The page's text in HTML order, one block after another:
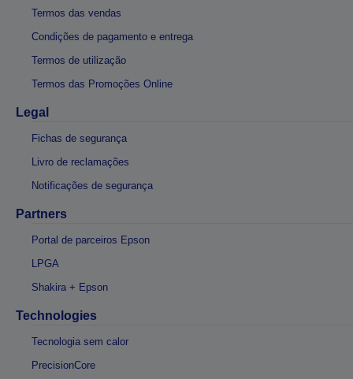
Termos das vendas
Condições de pagamento e entrega
Termos de utilização
Termos das Promoções Online
Legal
Fichas de segurança
Livro de reclamações
Notificações de segurança
Partners
Portal de parceiros Epson
LPGA
Shakira + Epson
Technologies
Tecnologia sem calor
PrecisionCore